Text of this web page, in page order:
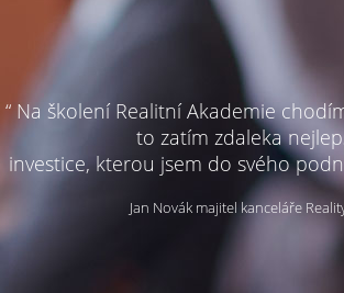
“ Na školení Realitní Akademie
to zatím zdaleka
investice, kterou jsem do svého
Jan Novák majitel kanceláře